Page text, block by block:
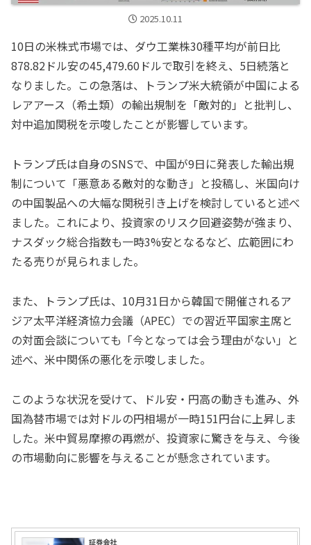
2025.10.11
10日の米株式市場では、ダウ工業株30種平均が前日比
878.82ドル安の45,479.60ドルで取引を終え、5日続落と
なりました。この急落は、トランプ米大統領が中国による
レアアース（希土類）の輸出規制を「敵対的」と批判し、
対中追加関税を示唆したことが影響しています。
トランプ氏は自身のSNSで、中国が9日に発表した輸出規
制について「悪意ある敵対的な動き」と投稿し、米国向け
の中国製品への大幅な関税引き上げを検討していると述べ
ました。これにより、投資家のリスク回避姿勢が強まり、
ナスダック総合指数も一時3%安となるなど、広範囲にわ
たる売りが見られました。
また、トランプ氏は、10月31日から韓国で開催されるア
ジア太平洋経済協力会議（APEC）での習近平国家主席と
の対面会談についても「今となっては会う理由がない」と
述べ、米中関係の悪化を示唆しました。
このような状況を受けて、ドル安・円高の動きも進み、外
国為替市場では対ドルの円相場が一時151円台に上昇しま
した。米中貿易摩擦の再燃が、投資家に驚きを与え、今後
の市場動向に影響を与えることが懸念されています。